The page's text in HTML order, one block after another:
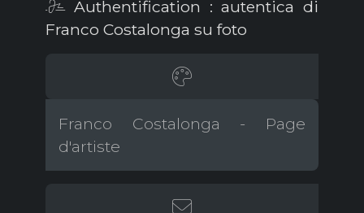
Authentification : autentica di
Franco Costalonga su foto
Franco Costalonga - Page
d'artiste